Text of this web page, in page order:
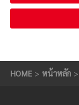
HOME หน้าหลัก